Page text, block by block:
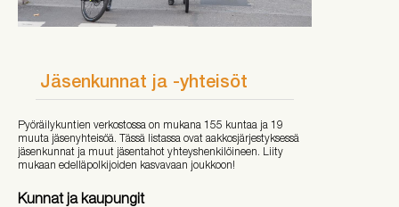
Jäsenkunnat ja -yhteisöt
Pyöräilykuntien verkostossa on mukana 155 kuntaa ja 19
muuta jäsenyhteisöä. Tässä listassa ovat aakkosjärjestyksessä
jäsenkunnat ja muut jäsentahot yhteyshenkilöineen. Liity
mukaan edelläpolkijoiden kasvavaan joukkoon!
Kunnat ja kaupungit